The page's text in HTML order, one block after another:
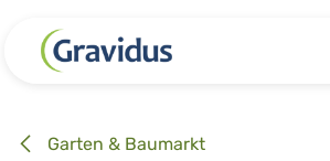
Garten & Baumarkt